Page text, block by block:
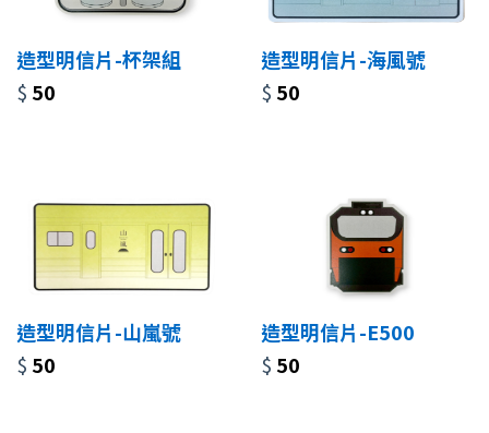
造型明信片-杯架組
$ 50
造型明信片-海風號
$ 50
造型明信片-山嵐號
$ 50
造型明信片-E500
$ 50